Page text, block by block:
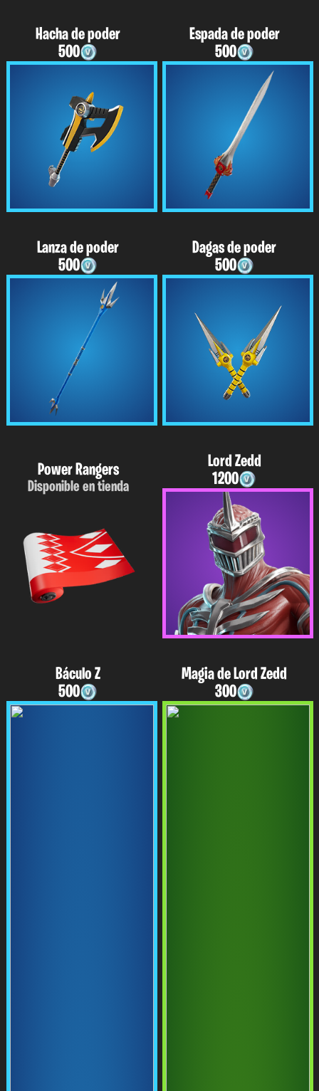
Hacha de poder
500
Espada de poder
500
Lanza de poder
500
Dagas de poder
500
Power Rangers
Disponible en tienda
Lord Zedd
1200
Báculo Z
500
Magia de Lord Zedd
300